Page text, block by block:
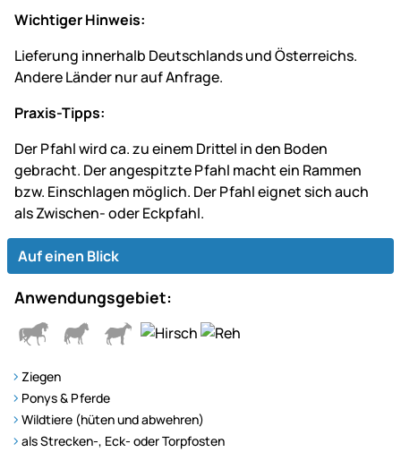
Wichtiger Hinweis:
Lieferung innerhalb Deutschlands und Österreichs.
Andere Länder nur auf Anfrage.
Praxis-Tipps:
Der Pfahl wird ca. zu einem Drittel in den Boden
gebracht. Der angespitzte Pfahl macht ein Rammen
bzw. Einschlagen möglich. Der Pfahl eignet sich auch
als Zwischen- oder Eckpfahl.
Auf einen Blick
Anwendungsgebiet:
Ziegen
Ponys & Pferde
Wildtiere (hüten und abwehren)
als Strecken-, Eck- oder Torpfosten